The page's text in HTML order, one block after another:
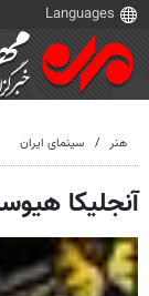
هنر سینمای ایران
آنجلیکا